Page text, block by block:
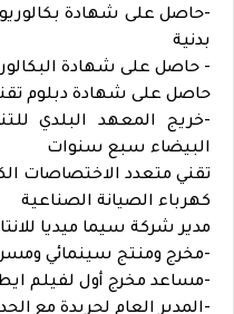
-حاصل على شهادة
بدنية
- حاصل على شهادة
حاصل على شهادة دبلوم
-خريج المعهد البلدي
البيضاء سبع سنوات
تقني متعدد الاختصاصات
كهرباء الصيانة الصناعية
مدير شركة سيما ميديا
-مخرج ومنتج سينمائي
-مساعد مخرج أول لفيلم
-المدير العام لجريدة مع